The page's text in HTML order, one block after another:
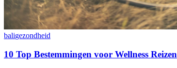
baligezondheid
10 Top Bestemmingen voor Wellness Reizen